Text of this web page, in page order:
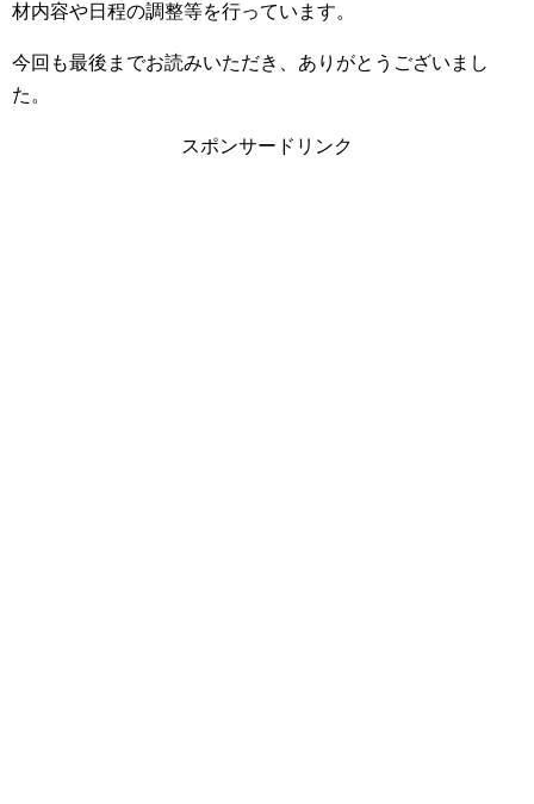
材内容や日程の調整等を行っています。
今回も最後までお読みいただき、ありがとうございまし
た。
スポンサードリンク